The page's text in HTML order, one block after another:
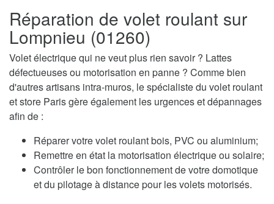
Réparation de volet roulant sur
Lompnieu (01260)
Volet électrique qui ne veut plus rien savoir ? Lattes
défectueuses ou motorisation en panne ? Comme bien
d'autres artisans intra-muros, le spécialiste du volet roulant
et store Paris gère également les urgences et dépannages
afin de :
Réparer votre volet roulant bois, PVC ou aluminium;
Remettre en état la motorisation électrique ou solaire;
Contrôler le bon fonctionnement de votre domotique
et du pilotage à distance pour les volets motorisés.